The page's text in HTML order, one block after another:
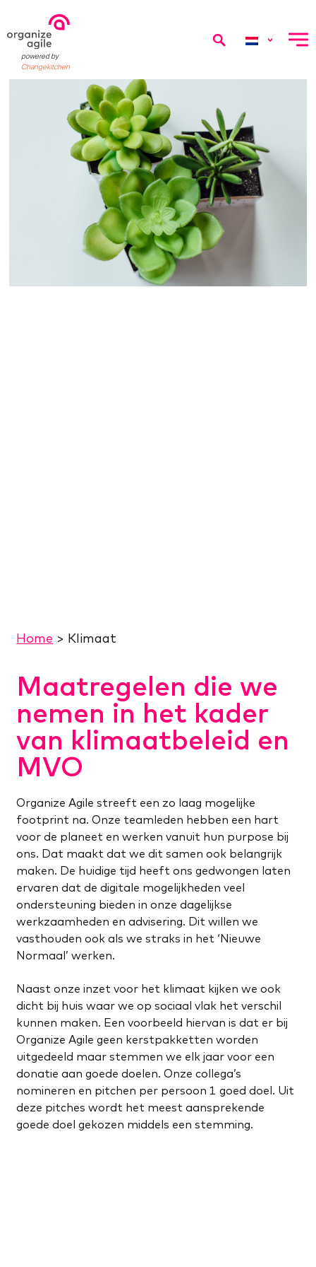
powered by
Changekitchen
menu
Home > Klimaat
Maatregelen die we
nemen in het kader
van klimaatbeleid en
MVO
Organize Agile streeft een zo laag mogelijke
footprint na. Onze teamleden hebben een hart
voor de planeet en werken vanuit hun purpose bij
ons. Dat maakt dat we dit samen ook belangrijk
maken. De huidige tijd heeft ons gedwongen laten
ervaren dat de digitale mogelijkheden veel
ondersteuning bieden in onze dagelijkse
werkzaamheden en advisering. Dit willen we
vasthouden ook als we straks in het ‘Nieuwe
Normaal’ werken.
Naast onze inzet voor het klimaat kijken we ook
dicht bij huis waar we op sociaal vlak het verschil
kunnen maken. Een voorbeeld hiervan is dat er bij
Organize Agile geen kerstpakketten worden
uitgedeeld maar stemmen we elk jaar voor een
donatie aan goede doelen. Onze collega’s
nomineren en pitchen per persoon 1 goed doel. Uit
deze pitches wordt het meest aansprekende
goede doel gekozen middels een stemming.